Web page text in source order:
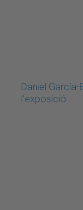
Daniel
l'exposició